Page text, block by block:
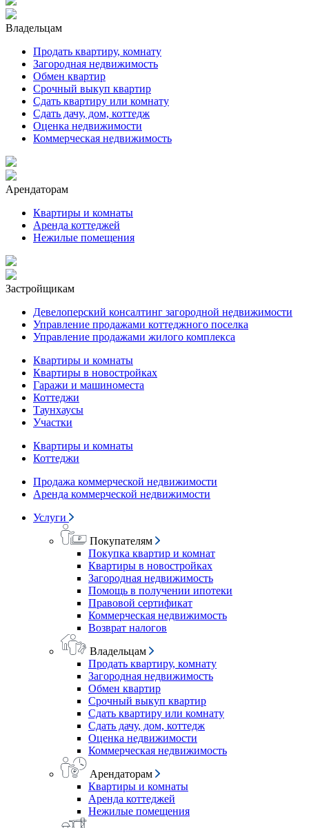
Владельцам
Продать квартиру, комнату
Загородная недвижимость
Обмен квартир
Срочный выкуп квартир
Сдать квартиру или комнату
Сдать дачу, дом, коттедж
Оценка недвижимости
Коммерческая недвижимость
Арендаторам
Квартиры и комнаты
Аренда коттеджей
Нежилые помещения
Застройщикам
Девелоперский консалтинг загородной недвижимости
Управление продажами коттеджного поселка
Управление продажами жилого комплекса
Квартиры и комнаты
Квартиры в новостройках
Гаражи и машиноместа
Коттеджи
Таунхаусы
Участки
Квартиры и комнаты
Коттеджи
Продажа коммерческой недвижимости
Аренда коммерческой недвижимости
Услуги
Покупателям
Покупка квартир и комнат
Квартиры в новостройках
Загородная недвижимость
Помощь в получении ипотеки
Правовой сертификат
Коммерческая недвижимость
Возврат налогов
Владельцам
Продать квартиру, комнату
Загородная недвижимость
Обмен квартир
Срочный выкуп квартир
Сдать квартиру или комнату
Сдать дачу, дом, коттедж
Оценка недвижимости
Коммерческая недвижимость
Арендаторам
Квартиры и комнаты
Аренда коттеджей
Нежилые помещения